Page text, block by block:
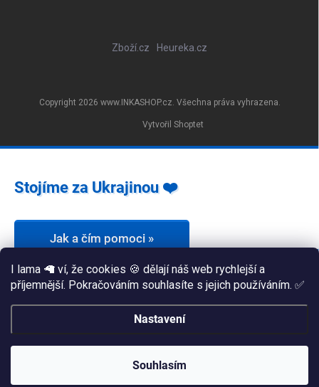
I lama 🦙 ví, že cookies 🍪 dělají náš web rychlejší a
příjemnější. Pokračováním souhlasíte s jejich používáním. ✅
Nastavení
Souhlasím
Zboží.cz Heureka.cz
Vytvořil Shoptet
Copyright 2026 www.INKASHOP.cz. Všechna práva vyhrazena.
Stojíme za Ukrajinou ❤️
Jak a čím pomoci »